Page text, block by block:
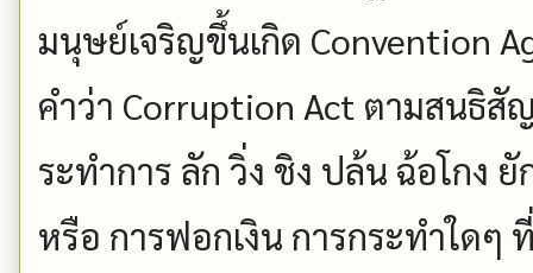
มนุษย์เจริญขึ้นเกิด Convention
คำว่า Corruption Act ตามสนธิ
ระทำการ ลัก วิ่ง ชิง ปล้น ฉ้อโกง
หรือ การฟอกเงิน การกระทำใดๆ